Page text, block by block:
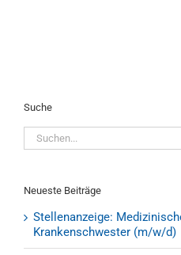
Suche
Suche
nach:
Neueste Beiträge
Stellenanzeige:
Krankenschwester (m/w/d)